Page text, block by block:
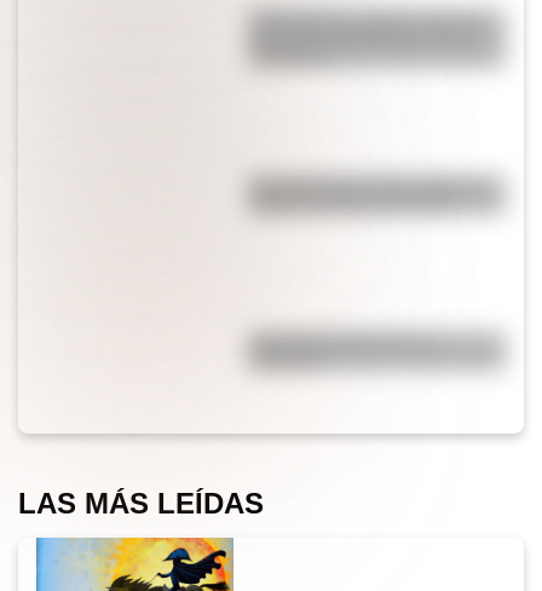
¿Por qué los cordones tienen
¿Es cierto que el chocolate es
¿Por qué el jabón forma
LAS MÁS LEÍDAS